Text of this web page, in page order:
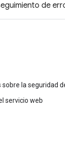
de
la seguridad
servicio web